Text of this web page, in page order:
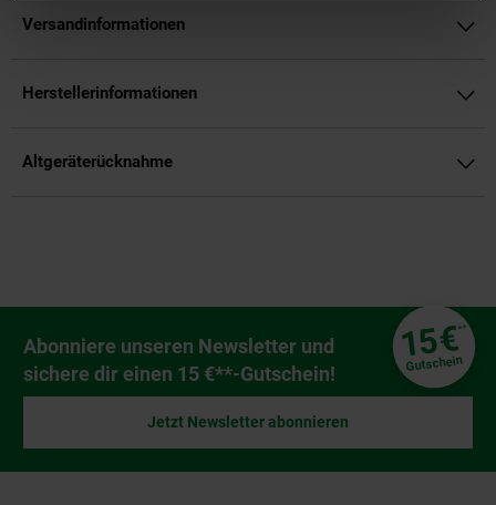
Versandinformationen
Herstellerinformationen
Altgeräterücknahme
Newsletter Anmeldung
Abonniere unseren Newsletter und
sichere dir einen 15 €**-Gutschein!
15€**
Gutschein
Jetzt Newsletter abonnieren